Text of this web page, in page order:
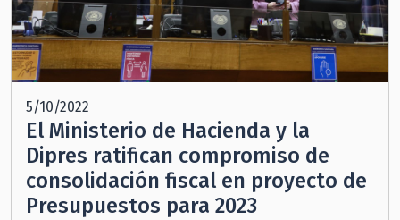
5/10/2022
El Ministerio de Hacienda y la
Dipres ratifican compromiso de
consolidación fiscal en proyecto de
Presupuestos para 2023